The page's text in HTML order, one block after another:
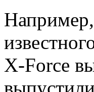
X-Force